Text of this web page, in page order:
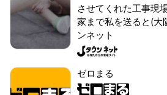
させてくれた工事現
家まで私を送ると(
ンネット
ゼロまる